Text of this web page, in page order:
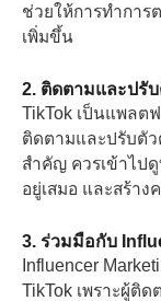
ช่วยให้การทำการ
เพิ่มขึ้น
2. ติดตามและปรั
TikTok เป็นแพลต
ติดตามและปรับตัว
สำคัญ ควรเข้าไป
อยู่เสมอ และสร้า
3. ร่วมมือกับ
Influencer
TikTok เพราะผู้ติ